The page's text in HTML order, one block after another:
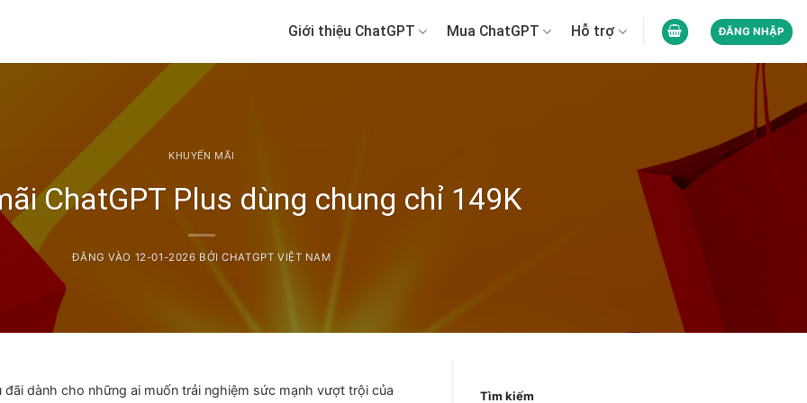
Giới thiệu ChatGPT Mua ChatGPT Hỗ trợ ĐĂNG NHẬP
KHUYẾN MÃI
ChatGPT Plus dùng chung chỉ 149K
ĐĂNG VÀO 12-01-2026 BỞICHATGPT VIỆT NAM
dành cho những ai muốn trải nghiệm sức mạnh vượt trội của
Tìm kiếm